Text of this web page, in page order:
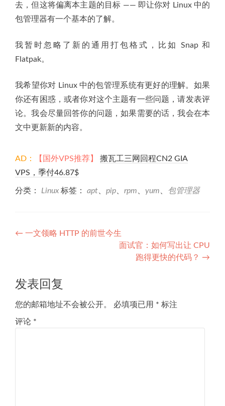
去，但这将偏离本主题的目标 —— 即让你对 Linux 中的
包管理器有一个基本的了解。
我暂时忽略了新的通用打包格式，比如 Snap 和
Flatpak。
我希望你对 Linux 中的包管理系统有更好的理解。如果
你还有困惑，或者你对这个主题有一些问题，请发表评
论。我会尽量回答你的问题，如果需要的话，我会在本
文中更新新的内容。
AD： 【国外VPS推荐】
搬瓦工三网回程CN2 GIA
VPS，季付46.87$
分类： Linux 标签： apt pip rpm yum 包管理器
文
航
← 一文领略 HTTP 的前世今生
面试官：如何写出让 CPU
跑得更快的代码？ →
发表回复
您的邮箱地址不会被公开。 必填项已用 * 标注
评论 *